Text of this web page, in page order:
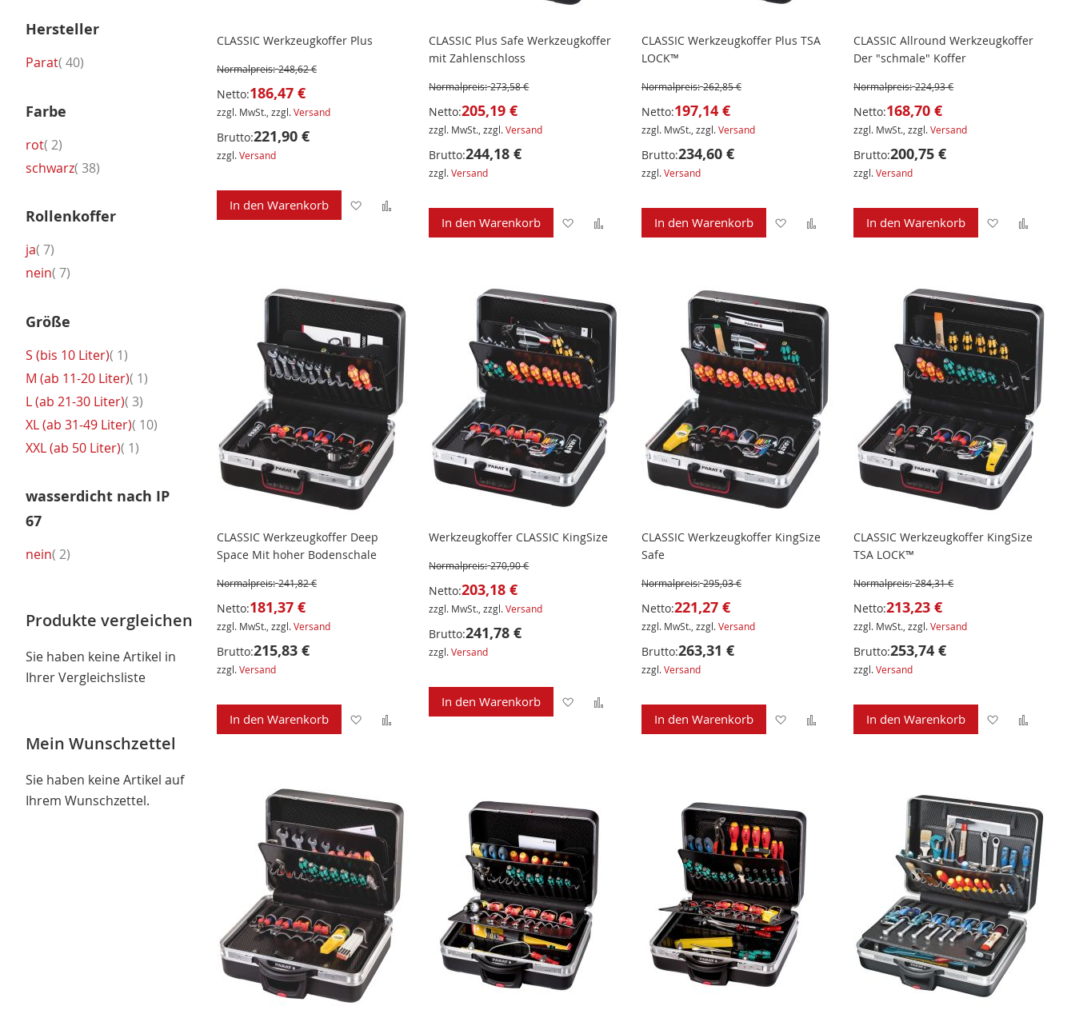
CLASSIC Werkzeugkoffer Plus
Normalpreis: 248,62 €
Netto:186,47 €
zzgl. MwSt., zzgl.Versand
Brutto:221,90 €
zzgl.Versand
In den Warenkorb
Zur
Vergleichsliste
CLASSIC Plus Safe Werkzeugkoffer
mit Zahlenschloss
Normalpreis: 273,58 €
Netto:205,19 €
zzgl. MwSt., zzgl.Versand
Brutto:244,18 €
zzgl.Versand
In den Warenkorb
Zur
CLASSIC Werkzeugkoffer Plus TSA
LOCK™
Normalpreis: 262,85 €
Netto:197,14 €
zzgl. MwSt., zzgl.Versand
Brutto:234,60 €
zzgl.Versand
In den Warenkorb
Zur
CLASSIC Allround Werkzeugkoffer
Der "schmale" Koffer
Normalpreis: 224,93 €
Netto:168,70 €
zzgl. MwSt., zzgl.Versand
Brutto:200,75 €
zzgl.Versand
In den Warenkorb
Zur
CLASSIC Werkzeugkoffer Deep
Space Mit hoher Bodenschale
Normalpreis: 241,82 €
Netto:181,37 €
zzgl. MwSt., zzgl.Versand
Brutto:215,83 €
zzgl.Versand
In den Warenkorb
Zur
Werkzeugkoffer CLASSIC KingSize
Normalpreis: 270,90 €
Netto:203,18 €
zzgl. MwSt., zzgl.Versand
Brutto:241,78 €
zzgl.Versand
In den Warenkorb
Zur
Vergleichsliste
CLASSIC Werkzeugkoffer KingSize
Safe
Normalpreis: 295,03 €
Netto:221,27 €
zzgl. MwSt., zzgl.Versand
Brutto:263,31 €
zzgl.Versand
In den Warenkorb
Zur
CLASSIC Werkzeugkoffer KingSize
TSA LOCK™
Normalpreis: 284,31 €
Netto:213,23 €
zzgl. MwSt., zzgl.Versand
Brutto:253,74 €
zzgl.Versand
In den Warenkorb
Zur
Hersteller
Parat 40Artikel
Farbe
rot 2Artikel
schwarz 38Artikel
Rollenkoffer
ja 7Artikel
nein 7Artikel
Größe
S (bis 10 Liter) 1Artikel
M (ab 11-20 Liter) 1Artikel
L (ab 21-30 Liter) 3Artikel
XL (ab 31-49 Liter) 10Artikel
XXL (ab 50 Liter) 1Artikel
wasserdicht nach IP
67
nein 2Artikel
Produkte vergleichen
Sie haben keine Artikel in
Ihrer Vergleichsliste
Mein Wunschzettel
Sie haben keine Artikel auf
Ihrem Wunschzettel.